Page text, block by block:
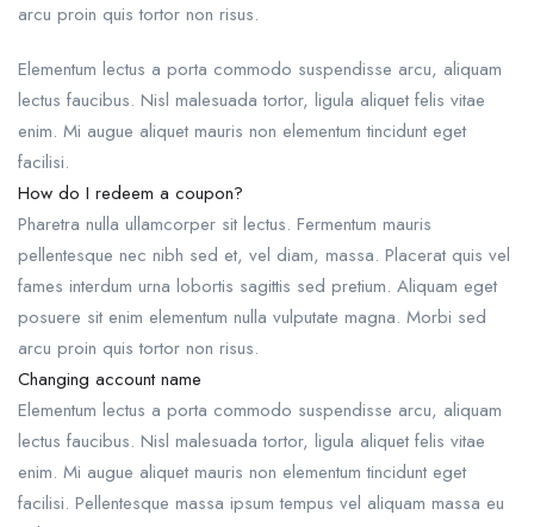
arcu proin quis tortor non risus.
Elementum lectus a porta commodo suspendisse arcu, aliquam
lectus faucibus. Nisl malesuada tortor, ligula aliquet felis vitae
enim. Mi augue aliquet mauris non elementum tincidunt eget
facilisi.
How do I redeem a coupon?
Pharetra nulla ullamcorper sit lectus. Fermentum mauris
pellentesque nec nibh sed et, vel diam, massa. Placerat quis vel
fames interdum urna lobortis sagittis sed pretium. Aliquam eget
posuere sit enim elementum nulla vulputate magna. Morbi sed
arcu proin quis tortor non risus.
Changing account name
Elementum lectus a porta commodo suspendisse arcu, aliquam
lectus faucibus. Nisl malesuada tortor, ligula aliquet felis vitae
enim. Mi augue aliquet mauris non elementum tincidunt eget
facilisi. Pellentesque massa ipsum tempus vel aliquam massa eu